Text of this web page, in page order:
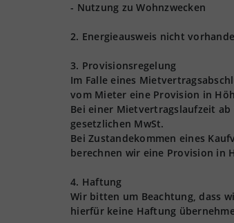
- Nutzung zu Wohnzwecken
2. Energieausweis nicht
3. Provisionsregelung
Im Falle eines
vom Mieter eine Provision in
Bei einer Mietvertragslaufzeit
gesetzlichen MwSt.
Bei Zustandekommen eines
berechnen wir eine Provision in
4. Haftung
Wir bitten um Beachtung, dass
hierfür keine Haftung